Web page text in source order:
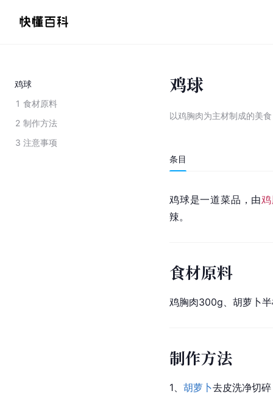
鸡球
1 食材原料
2 制作方法
3 注意事项
鸡球
以鸡胸肉为主材制成的美食
条目
鸡球是一道菜品，由
辣。
食材原料
鸡胸肉300g、胡萝卜
制作方法
1、 胡萝卜去皮洗净切